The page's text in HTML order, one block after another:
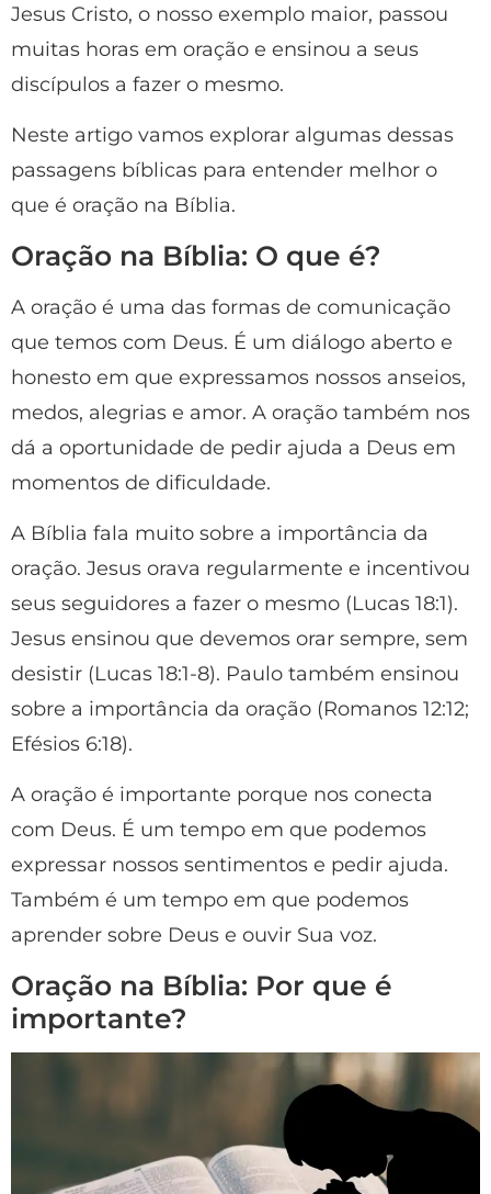
Jesus Cristo, o nosso exemplo maior, passou
muitas horas em oração e ensinou a seus
discípulos a fazer o mesmo.
Neste artigo vamos explorar algumas dessas
passagens bíblicas para entender melhor o
que é oração na Bíblia.
Oração na Bíblia: O que é?
A oração é uma das formas de comunicação
que temos com Deus. É um diálogo aberto e
honesto em que expressamos nossos anseios,
medos, alegrias e amor. A oração também nos
dá a oportunidade de pedir ajuda a Deus em
momentos de dificuldade.
A Bíblia fala muito sobre a importância da
oração. Jesus orava regularmente e incentivou
seus seguidores a fazer o mesmo (Lucas 18:1).
Jesus ensinou que devemos orar sempre, sem
desistir (Lucas 18:1-8). Paulo também ensinou
sobre a importância da oração (Romanos 12:12;
Efésios 6:18).
A oração é importante porque nos conecta
com Deus. É um tempo em que podemos
expressar nossos sentimentos e pedir ajuda.
Também é um tempo em que podemos
aprender sobre Deus e ouvir Sua voz.
Oração na Bíblia: Por que é
importante?